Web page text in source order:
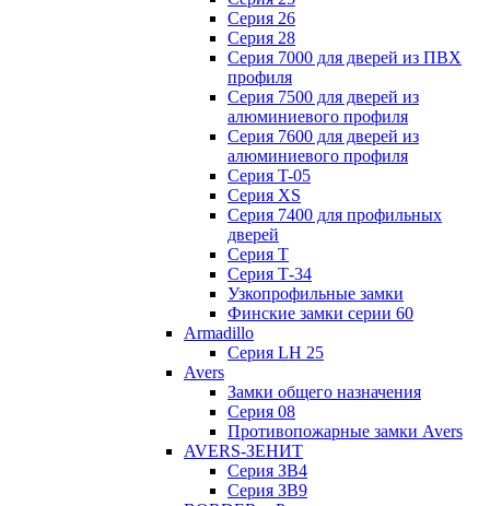
Серия 26
Серия 28
Серия 7000 для дверей из ПВХ
профиля
Серия 7500 для дверей из
алюминиевого профиля
Серия 7600 для дверей из
алюминиевого профиля
Серия T-05
Серия XS
Серия 7400 для профильных
дверей
Серия Т
Серия Т-34
Узкопрофильные замки
Финские замки серии 60
Armadillo
Серия LH 25
Avers
Замки общего назначения
Серия 08
Противопожарные замки Avers
AVERS-ЗЕНИТ
Серия ЗВ4
Серия ЗВ9